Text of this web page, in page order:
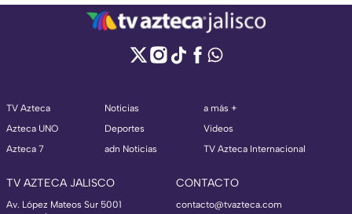
TV Azteca
Azteca UNO
Azteca 7
Noticias
Deportes
adn Noticias
a más +
Videos
TV Azteca Internacional
TV AZTECA JALISCO
Av. López Mateos Sur 5001
CONTACTO
contacto@tvazteca.com